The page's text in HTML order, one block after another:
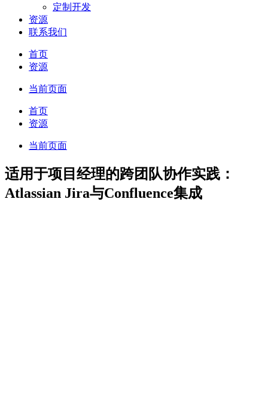
定制开发
资源
联系我们
首页
资源
当前页面
首页
资源
当前页面
适用于项目经理的跨团队协作实践：
Atlassian Jira与Confluence集成